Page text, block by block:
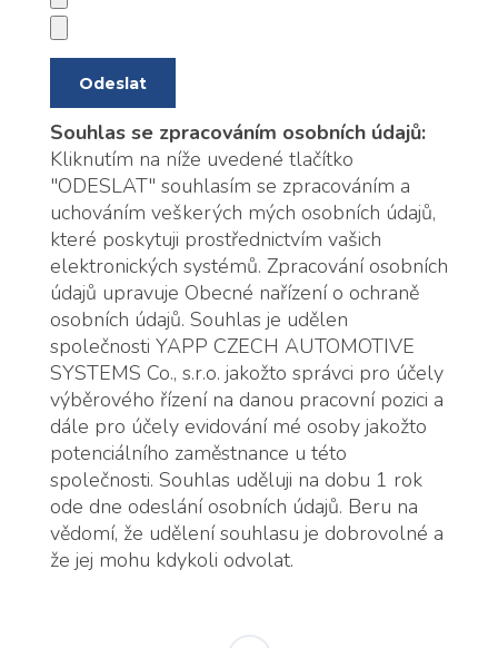
Souhlas se zpracováním osobních údajů:
Kliknutím na níže uvedené tlačítko
"ODESLAT" souhlasím se zpracováním a
uchováním veškerých mých osobních údajů,
které poskytuji prostřednictvím vašich
elektronických systémů. Zpracování osobních
údajů upravuje Obecné nařízení o ochraně
osobních údajů. Souhlas je udělen
společnosti YAPP CZECH AUTOMOTIVE
SYSTEMS Co., s.r.o. jakožto správci pro účely
výběrového řízení na danou pracovní pozici a
dále pro účely evidování mé osoby jakožto
potenciálního zaměstnance u této
společnosti. Souhlas uděluji na dobu 1 rok
ode dne odeslání osobních údajů. Beru na
vědomí, že udělení souhlasu je dobrovolné a
že jej mohu kdykoli odvolat.